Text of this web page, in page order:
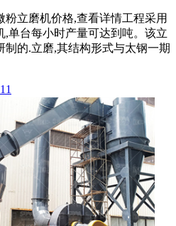
粉立磨机价格,查看详情工程采用
,单台每小时产量可达到吨。该立
制的.立磨,其结构形式与太钢一期